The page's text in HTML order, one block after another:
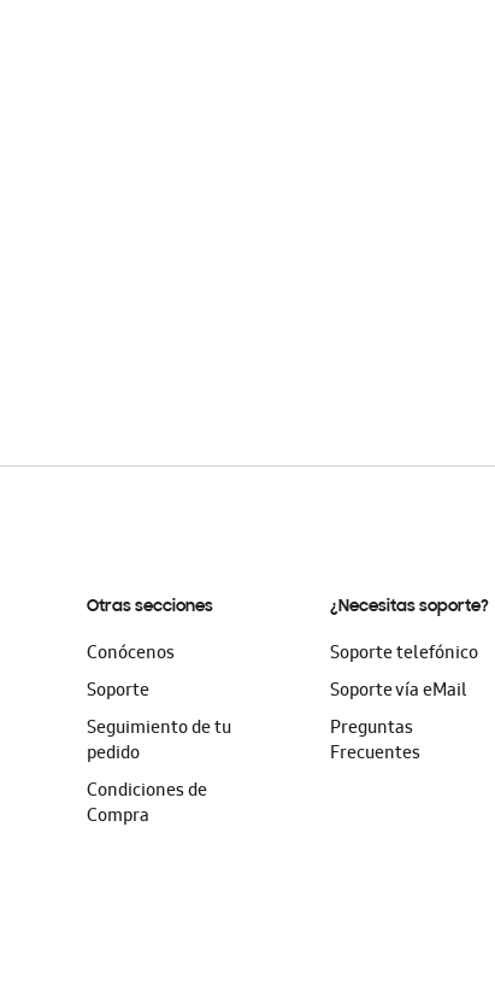
Otras secciones
Conócenos
Soporte
Seguimiento de tu
pedido
Condiciones de
Compra
¿Necesitas soporte?
Soporte telefónico
Soporte vía eMail
Preguntas
Frecuentes